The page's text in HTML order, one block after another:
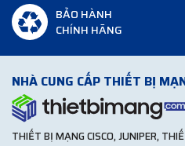
BẢO HÀNH
CHÍNH HÃNG
NHÀ CUNG CẤP THIẾT BỊ
THIẾT BỊ MẠNG CISCO, JUNIPER,